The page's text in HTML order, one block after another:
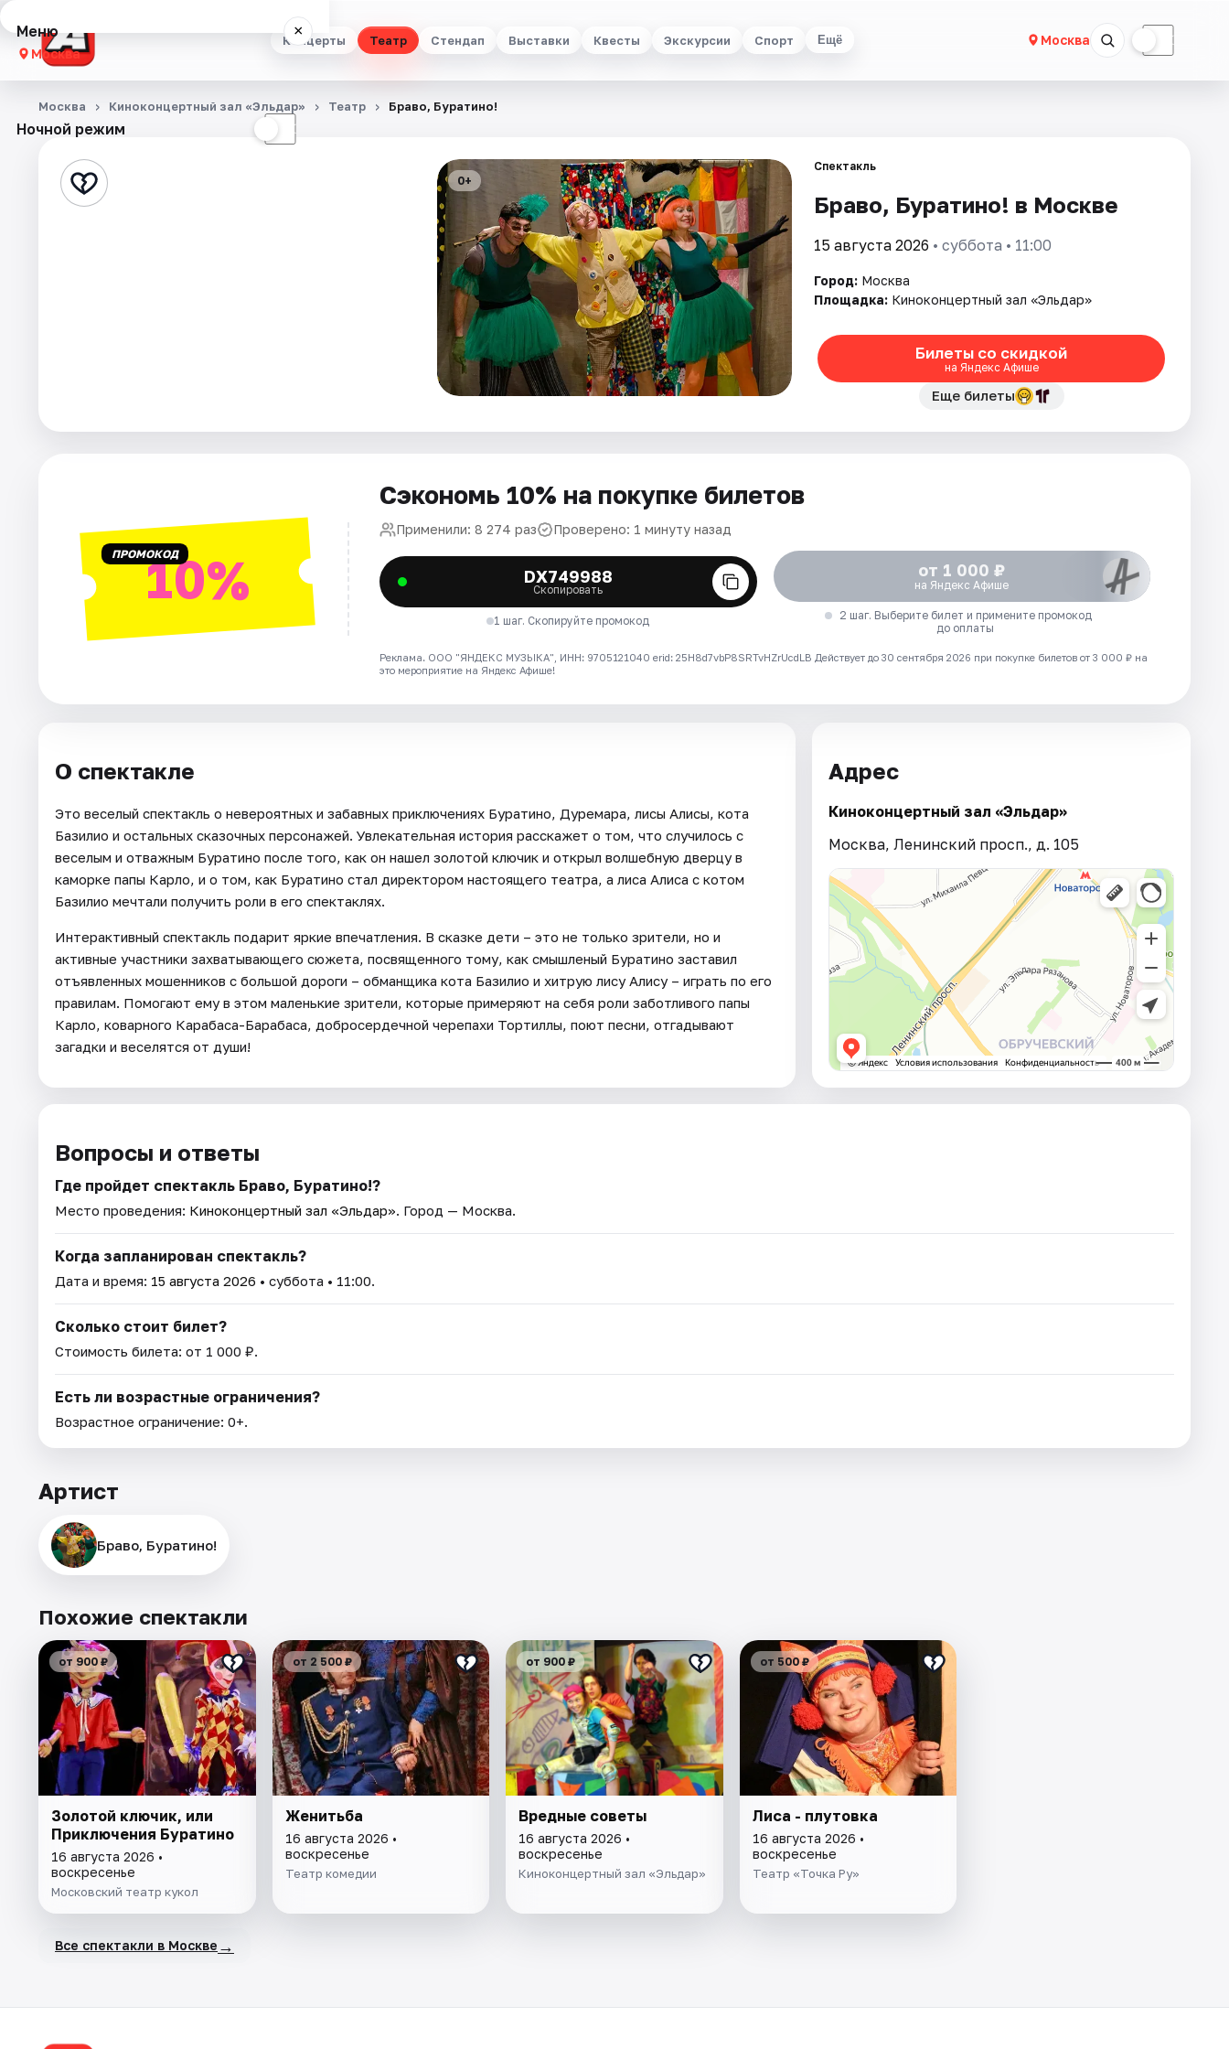
Концерты Театр Стендап Выставки Квесты Экскурсии Спорт Ещё Москва ☾
Меню ×
Москва
Концерты
Стендап
Артисты
Ночной режим ☾
Москва Киноконцертный зал «Эльдар» Театр Браво, Буратино!
0+
Спектакль
Браво, Буратино! в Москве
15 августа 2026 • суббота • 11:00
Город: Москва
Площадка: Киноконцертный зал «Эльдар»
Билеты со скидкой
на Яндекс Афише
Еще билеты
ПРОМОКОД10%
Сэкономь 10% на покупке билетов
Применили: 8 274 раз Проверено: 1 минуту назад
DX749988
Скопировать
1 шаг. Скопируйте промокод
от 1 000 ₽
на Яндекс Афише
2 шаг. Выберите билет и примените промокод
до оплаты
Реклама. ООО "ЯНДЕКС МУЗЫКА", ИНН: 9705121040 erid: 25H8d7vbP8SRTvHZrUcdLB Действует до 30 сентября 2026 при покупке билетов от 3 000 ₽ на
это мероприятие на Яндекс Афише!
О спектакле
Это веселый спектакль о невероятных и забавных приключениях Буратино, Дуремара, лисы Алисы, кота
Базилио и остальных сказочных персонажей. Увлекательная история расскажет о том, что случилось с
веселым и отважным Буратино после того, как он нашел золотой ключик и открыл волшебную дверцу в
каморке папы Карло, и о том, как Буратино стал директором настоящего театра, а лиса Алиса с котом
Базилио мечтали получить роли в его спектаклях.
Интерактивный спектакль подарит яркие впечатления. В сказке дети – это не только зрители, но и
активные участники захватывающего сюжета, посвященного тому, как смышленый Буратино заставил
отъявленных мошенников с большой дороги – обманщика кота Базилио и хитрую лису Алису – играть по его
правилам. Помогают ему в этом маленькие зрители, которые примеряют на себя роли заботливого папы
Карло, коварного Карабаса-Барабаса, добросердечной черепахи Тортиллы, поют песни, отгадывают
загадки и веселятся от души!
Адрес
Киноконцертный зал «Эльдар»
Москва, Ленинский просп., д. 105
Вопросы и ответы
Где пройдет спектакль Браво, Буратино!?
Место проведения: Киноконцертный зал «Эльдар». Город — Москва.
Когда запланирован спектакль?
Дата и время: 15 августа 2026 • суббота • 11:00.
Сколько стоит билет?
Стоимость билета: от 1 000 ₽.
Есть ли возрастные ограничения?
Возрастное ограничение: 0+.
Артист
Браво, Буратино!
Похожие спектакли
от 900 ₽
Золотой ключик, или
Приключения Буратино
16 августа 2026 •
воскресенье
Московский театр кукол
от 2 500 ₽
Женитьба
16 августа 2026 •
воскресенье
Театр комедии
от 900 ₽
Вредные советы
16 августа 2026 •
воскресенье
Киноконцертный зал «Эльдар»
от 500 ₽
Лиса - плутовка
16 августа 2026 •
воскресенье
Театр «Точка Ру»
Все спектакли в Москве →